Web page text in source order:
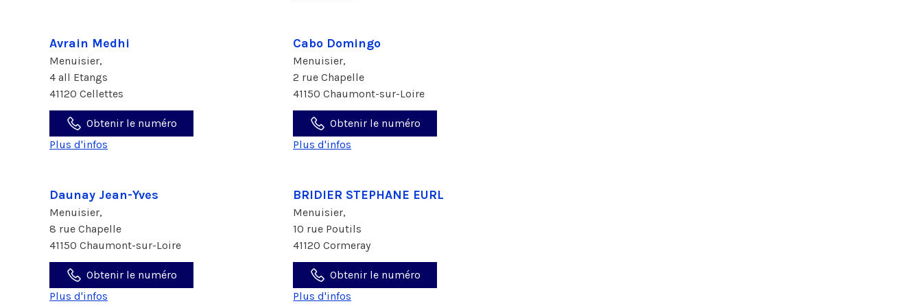
Avrain Medhi
Menuisier,
4 all Etangs
41120 Cellettes
Obtenir le numéro
Plus d'infos
Cabo Domingo
Menuisier,
2 rue Chapelle
41150 Chaumont-sur-Loire
Obtenir le numéro
Plus d'infos
Daunay Jean-Yves
Menuisier,
8 rue Chapelle
41150 Chaumont-sur-Loire
Obtenir le numéro
Plus d'infos
BRIDIER STEPHANE EURL
Menuisier,
10 rue Poutils
41120 Cormeray
Obtenir le numéro
Plus d'infos